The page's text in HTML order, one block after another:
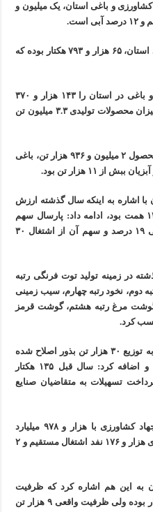
و باغی استان، یک میلیون و
وی ادامه داد: مساحت عرضه‌های باغی استان، ۶۵ هزار و ۷۹۳ هکتار بوده که
نقشبندی مساحت اراضی آبی زراعی و باغی در استان را ۱۴۳ هزار و ۳۷۰
هکتار اعلام کرد و افزود: سال گدشته میزان محصولات تولیدی ۳.۳ میلیون تن
وی اضافه کرد: در بخش زراعت تولید محصول ۲ میلیون و ۹۳۶ هزار تن، باغی
اشاره به اینکه سال گذشته ارزش
ناخالص محصولات کشاورزی استان ۱۳۷ همت بود، ادامه داد: پارسال سهم
بخش کشاورزی از تولید ناخالص داخلی ۱۹ درصد و سهم آن از اشتغال ۳۰
در زمینه تولید توت فرنگی رتبه
دوم، نخود رتبه چهارم، سیب زمینی
گوشت مرغ رتبه هشتم، گوشت قرمز
نقشبندی در بخش دیگری از سخنانش به توزیع ۳۰ هزار تن بذور اصلاح شده
بین کشاورزان در سال گذشته اشاره و اضافه کرد: سال قبل ۱۳۵ هکتار
تسهیلات به متقاضیان صنایع
وی یادآور شد: سال قبل ۱۹۳ پروژه جهاد کشاورزی با هزار و ۹۷۸ میلیارد
تومان در استان بهره‌برداری شد که برای هزار و ۱۷۶ نفد اشتغال مستقیم و ۲
به این هم اشاره کرد که ظرفیت
اسمی تولید تخم مرغ در استان ۱۳ هزار بوده ولی ظرفیت واقعی ۹ هزار تن